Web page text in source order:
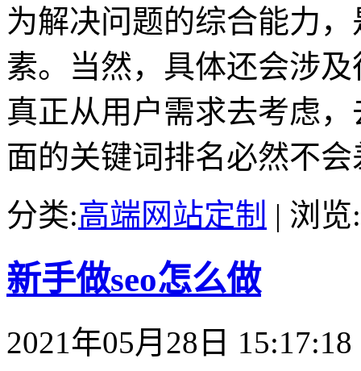
为解决问题的综合能力
素。当然，具体还会涉
真正从用户需求去考虑
面的关键词排名必然不会
分类:高端网站定制 | 浏览:
新手做seo怎么做
2021年05月28日 15:17:18